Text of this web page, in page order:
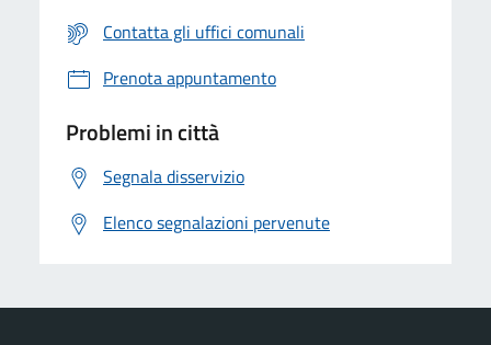
Contatta gli uffici comunali
Prenota appuntamento
Problemi in città
Segnala disservizio
Elenco segnalazioni pervenute